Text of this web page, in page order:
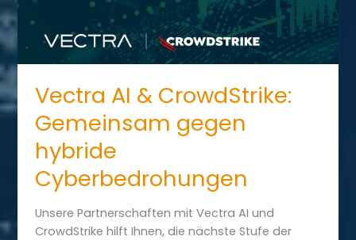
Vectra AI & CrowdStrike:
Gemeinsam gegen
hybride
Cyberbedrohungen
Unsere Partnerschaften mit Vectra AI und
CrowdStrike hilft Ihnen, die nächste Stufe der